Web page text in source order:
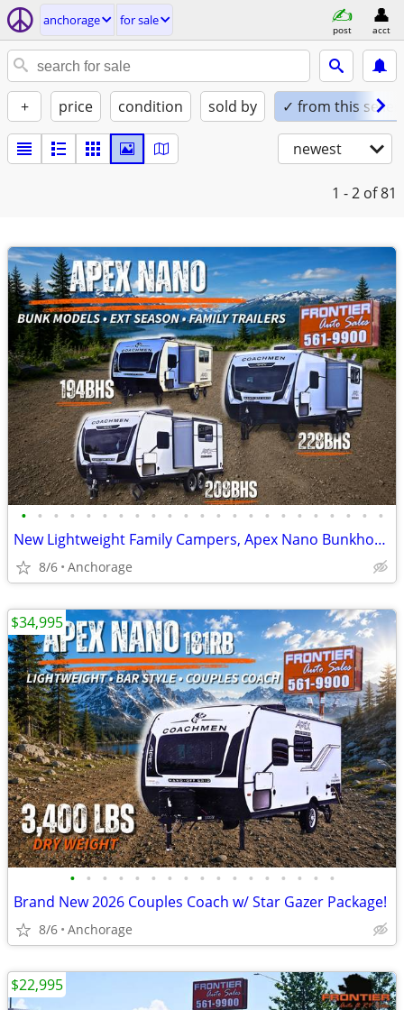
anchorage for sale
post acct
+ price condition sold by ✓ from this seller
newest
1 - 2 of 81
• • • • • • • • • • • • • • • • • • • • • • •
New Lightweight Family Campers, Apex Nano Bunkhouse Trailers
8/6 Anchorage
• • • • • • • • • • • • • • • • •
Brand New 2026 Couples Coach w/ Star Gazer Package!
8/6 Anchorage
$34,995
$22,995